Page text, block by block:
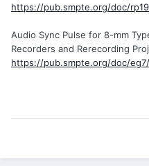
https://pub.smpte.org/doc/
Audio Sync Pulse for 8-mm
Recorders and Rerecording
https://pub.smpte.org/doc/eg7/